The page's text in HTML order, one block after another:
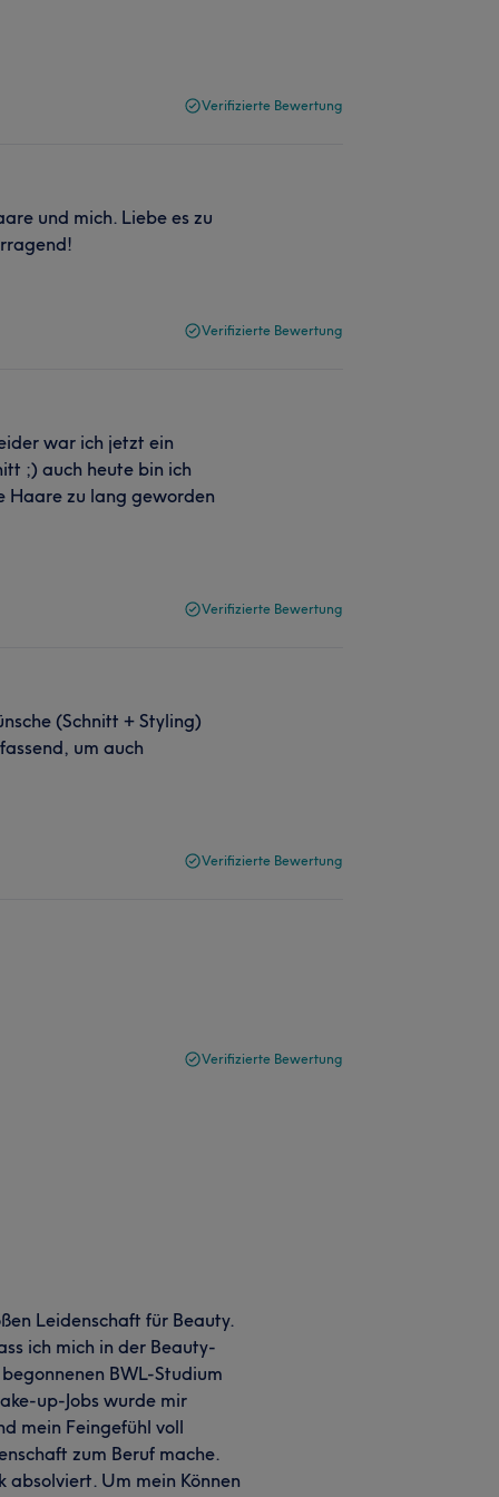
Verifizierte Bewertung
und mich. Liebe es zu
Verifizierte Bewertung
war ich jetzt ein
;) auch heute bin ich
Haare zu lang geworden
Verifizierte Bewertung
(Schnitt + Styling)
um auch
Verifizierte Bewertung
Verifizierte Bewertung
Leidenschaft für Beauty.
ich mich in der Beauty-
BWL-Studium
up-Jobs wurde mir
mein Feingefühl voll
zum Beruf mache.
Um mein Können